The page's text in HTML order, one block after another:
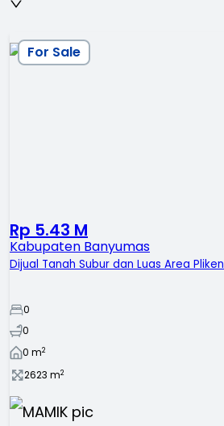
For Sale
Rp 5.43 M
Kabupaten Banyumas
Dijual Tanah Subur dan Luas Area Pliken
0
0
0 m2
2623 m2